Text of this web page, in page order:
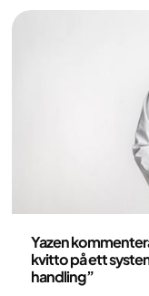
Yazen
kvitto på ett
handling”